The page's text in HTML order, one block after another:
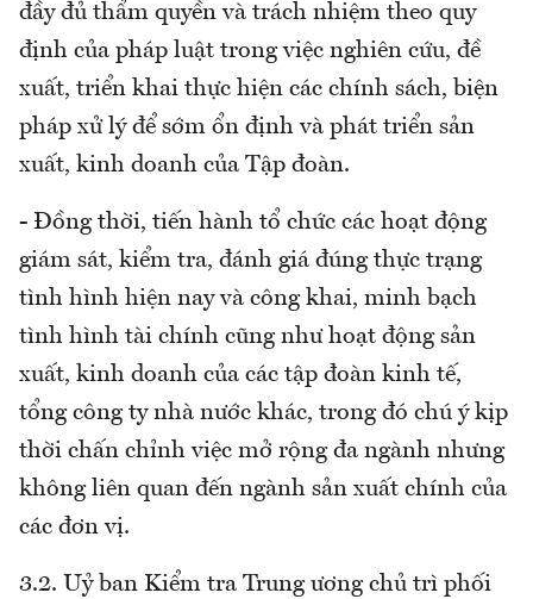
đầy đủ thẩm quyền và trách nhiệm theo quy
định của pháp luật trong việc nghiên cứu, đề
xuất, triển khai thực hiện các chính sách, biện
pháp xử lý để sớm ổn định và phát triển sản
xuất, kinh doanh của Tập đoàn.
- Đồng thời, tiến hành tổ chức các hoạt động
giám sát, kiểm tra, đánh giá đúng thực trạng
tình hình hiện nay và công khai, minh bạch
tình hình tài chính cũng như hoạt động sản
xuất, kinh doanh của các tập đoàn kinh tế,
tổng công ty nhà nước khác, trong đó chú ý kịp
thời chấn chỉnh việc mở rộng đa ngành nhưng
không liên quan đến ngành sản xuất chính của
các đơn vị.
3.2. Uỷ ban Kiểm tra Trung ương chủ trì phối